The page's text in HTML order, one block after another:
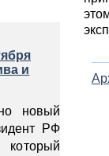
и
новый
РФ